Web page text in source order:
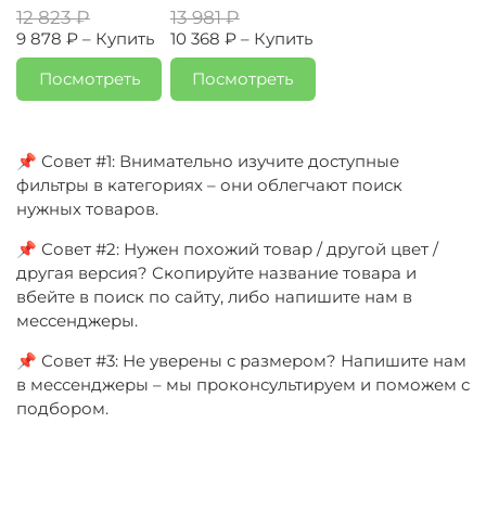
12 823 ₽
9 878 ₽ – Купить
Посмотреть
13 981 ₽
10 368 ₽ – Купить
Посмотреть
📌 Совет #1: Внимательно изучите доступные
фильтры в категориях – они облегчают поиск
нужных товаров.
📌 Совет #2: Нужен похожий товар / другой цвет /
другая версия? Скопируйте название товара и
вбейте в поиск по сайту, либо напишите нам в
мессенджеры.
📌 Совет #3: Не уверены с размером? Напишите нам
в мессенджеры – мы проконсультируем и поможем с
подбором.